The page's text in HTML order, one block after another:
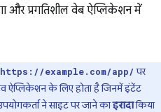
और प्रगतिशील वेब ऐप्लिकेशन में
https://example.com/app/पर
ऐप्लिकेशन के लिए होता है जिनमें इंटेंट
ने साइट पर जाने काइरादाकिया